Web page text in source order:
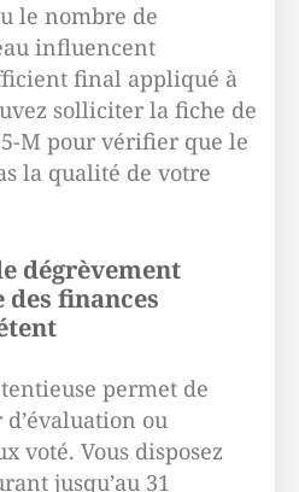
le nombre de
influencent
final appliqué à
solliciter la fiche de
M pour vérifier que le
la qualité de votre
dégrèvement
finances
permet de
ou
voté. Vous disposez
jusqu’au 31